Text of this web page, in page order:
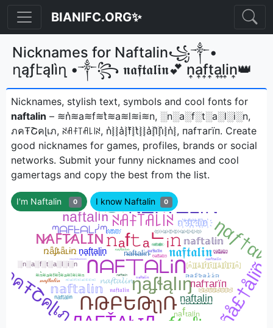
BIANIFC.ORG✨
Nicknames for Naftalin꧁༒•
ղąƒէąӀìղ •༒꧂ 𝖓𝖆𝖋𝖙𝖆𝖑𝖎𝖓💕 n͎a͎f͎t͎a͎l͎i͎n͎👑
Nicknames, stylish text, symbols and cool fonts for
naftalin – ≋n͛≋a≋f≋t͛≋a≋l≋i≋n, ░n░a░f░t░a░l░i░n,
ภคŦՇคɭเภ, ꋊꋬꊰ꓄ꋬ꒒꒐ꋊ, n͛⦚⦚a͛⦚f͛⦚t͛⦚⦚a͛⦚l͛⦚i͛⦚n͛⦚, паfтагїпㅤ. Create
good nicknames for games, profiles, brands or social
networks. Submit your funny nicknames and cool
gamertags and copy the best from the list.
I'm Naftalin 0 I know Naftalin 0